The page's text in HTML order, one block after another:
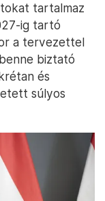
tartalmaz
ig tartó
a tervezettel
biztató
és
súlyos